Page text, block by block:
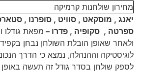
מחירון שולחנות קרמיקה
יאנג , מוסקאט , סוויט , סופרנו ,
ספרטה , סקופיה , פדרו – מפאת גודלו
ולאחר שאופן הובלת השולחן נבחן
לוגיסטיקה וההנהלה, נמצא כי הדרך
לספק שולחן בסדר גודל זה תעשה